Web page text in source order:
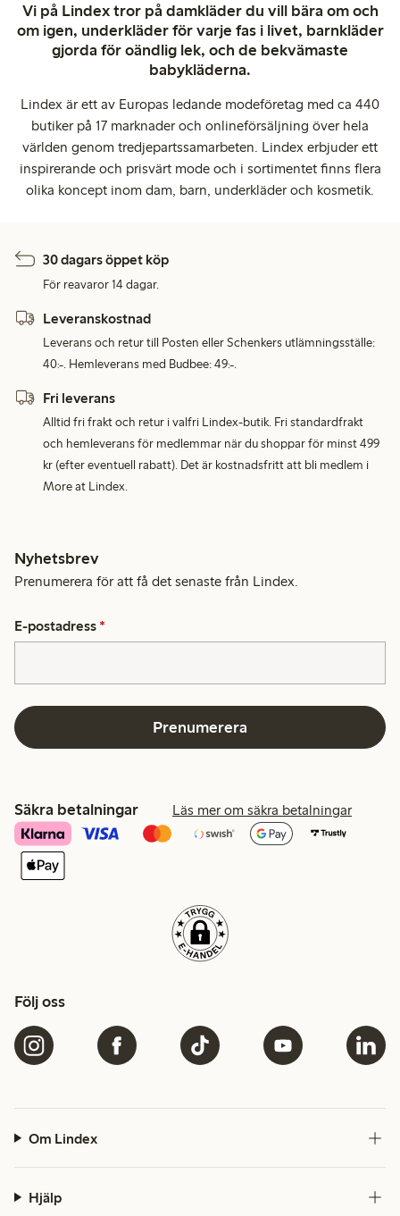
Vi på Lindex tror på damkläder du vill bära om och
om igen, underkläder för varje fas i livet, barnkläder
gjorda för oändlig lek, och de bekvämaste
babykläderna.
Lindex är ett av Europas ledande modeföretag med ca 440
butiker på 17 marknader och onlineförsäljning över hela
världen genom tredjepartssamarbeten. Lindex erbjuder ett
inspirerande och prisvärt mode och i sortimentet finns flera
olika koncept inom dam, barn, underkläder och kosmetik.
30 dagars öppet köp
För reavaror 14 dagar.
Leveranskostnad
Leverans och retur till Posten eller Schenkers utlämningsställe:
40:-. Hemleverans med Budbee: 49:-.
Fri leverans
Alltid fri frakt och retur i valfri Lindex-butik. Fri standardfrakt
och hemleverans för medlemmar när du shoppar för minst 499
kr (efter eventuell rabatt). Det är kostnadsfritt att bli medlem i
More at Lindex.
Nyhetsbrev
Prenumerera för att få det senaste från Lindex.
E-postadress *
Prenumerera
Säkra betalningar Läs mer om säkra betalningar
Följ oss
Om Lindex
Hjälp